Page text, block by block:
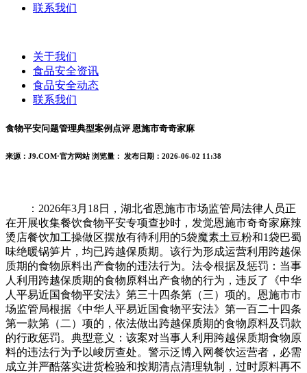
联系我们
关于我们
食品安全资讯
食品安全动态
联系我们
食物平安问题管理典型案例点评 恩施市奇奇家麻
来源：J9.COM·官方网站 浏览量： 发布日期：2026-06-02 11:38
：2026年3月18日，湖北省恩施市市场监管局法律人员正
在开展收集餐饮食物平安专项查抄时，发觉恩施市奇奇家麻辣
烫店餐饮加工操做区摆放有待利用的5袋魔素土豆粉和1袋巴蜀
味绝暖锅笋片，均已跨越保质期。该行为形成运营利用跨越保
质期的食物原料出产食物的违法行为。法令根据及惩罚：当事
人利用跨越保质期的食物原料出产食物的行为，违反了《中华
人平易近国食物平安法》第三十四条第（三）项的。恩施市市
场监管局根据《中华人平易近国食物平安法》第一百二十四条
第一款第（二）项的，依法做出跨越保质期的食物原料及罚款
的行政惩罚。典型意义：该案对当事人利用跨越保质期食物原
料的违法行为予以峻厉查处。警示泛博入网餐饮运营者，必需
成立并严酷落实进货检验和按期清点清理轨制，过时原料再不